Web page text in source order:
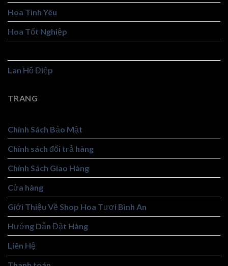
Hoa Tình Yêu
Hoa Tốt Nghiệp
Lan Hồ Điệp
TRANG
Chính Sách Bảo Mật
Chính sách đổi trả hàng
Chính Sách Giao Hàng
Cửa hàng
Giới Thiệu Về Shop Hoa Tươi Bình An
Hướng Dẫn Đặt Hàng
Liên Hệ